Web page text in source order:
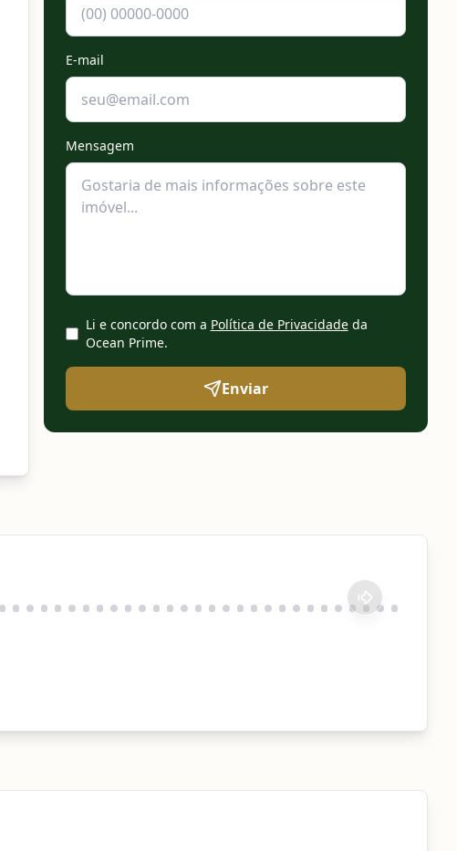
E-mail
Mensagem
Li e concordo com a Política de Privacidadeda
Ocean Prime.
Enviar